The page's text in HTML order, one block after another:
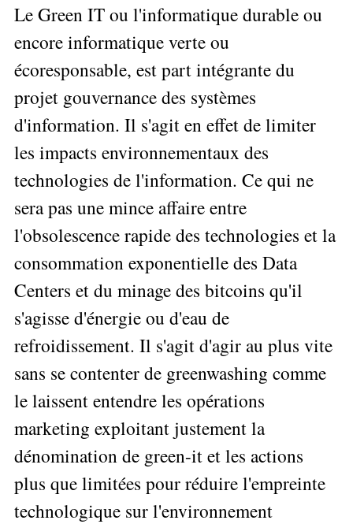
▶
Tous
articles
»»»
▶
en
équipe
L'Innovation
et
Performance
L'Innovation
Managériale
Méthode
SOCRIDE
Tous
les
articles
Innover
▶
Décider
quotidien
outils
la
Qualité
Le
Supply
Chain
Tous
articles
Organiser
»»»
▶
le
SI
Gouvernance
du
Les
technologies
SI
▶
les
Gestion
risques
▶
les
Projet
»»»
L'Efficacité
Manager
Comment
gérer
son
Comment
devenir
manager
stratège ?
devenir
un
décideur ?
Comment
Tableau
avec
Excel
Tous
articles
Mesurer
»»»
▶
les
données
Big
Data
Formation
BI
Les
Outils
décisionnels
▶
Tous
les
articles
Analyse
de
Entrepreneur
son
Entreprise
Le
métier
de
freelance
▶
d'Entrepreneur
▶
les
Entreprendre
»»»
Les
7
pour
réussir
s'auto-
évaluer ?
Tous
articles
Se
Seul
Formation
Management
Formation
de
bord
BI
Formation
de
Le Green IT ou l'informatique durable ou
encore informatique verte ou
écoresponsable, est part intégrante du
projet gouvernance des systèmes
d'information. Il s'agit en effet de limiter
les impacts environnementaux des
technologies de l'information. Ce qui ne
sera pas une mince affaire entre
l'obsolescence rapide des technologies et la
consommation exponentielle des Data
Centers et du minage des bitcoins qu'il
s'agisse d'énergie ou d'eau de
refroidissement. Il s'agit d'agir au plus vite
sans se contenter de greenwashing comme
le laissent entendre les opérations
marketing exploitant justement la
dénomination de green-it et les actions
plus que limitées pour réduire l'empreinte
technologique sur l'environnement